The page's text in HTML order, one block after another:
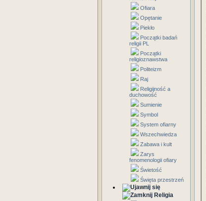
Ofiara
Opętanie
Piekło
Początki badań
religii PL
Początki
religioznawstwa
Politeizm
Raj
Religijność a
duchowość
Sumienie
Symbol
System ofiarny
Wszechwiedza
Zabawa i kult
Zarys
fenomenologii ofiary
Świetość
Święta przestrzeń
Religia